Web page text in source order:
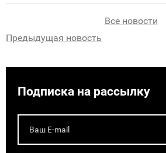
Предыдущая новость
Все новости
Подписка на рассылку